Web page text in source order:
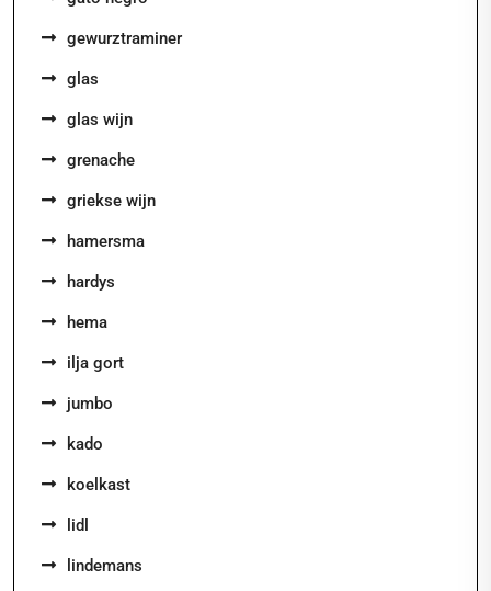
gewurztraminer
glas
glas wijn
grenache
griekse wijn
hamersma
hardys
hema
ilja gort
jumbo
kado
koelkast
lidl
lindemans